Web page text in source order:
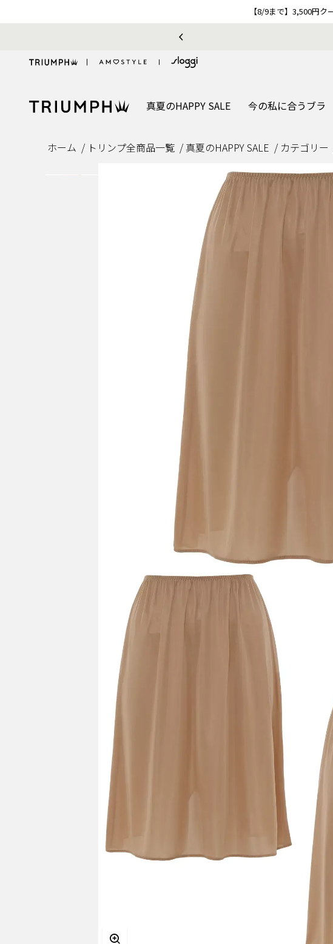
【8/9まで】3,500円
お気に入り機能をご利用のお客様へ
真夏のHAPPY SALE 今の私に合うブラ
ホーム トリンプ全商品一覧 真夏のHAPPY SALE カテゴリー